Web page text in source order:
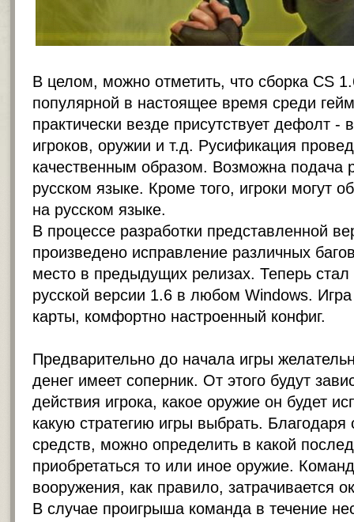
В целом, можно отметить, что сборка CS
популярной в настоящее время среди
практически везде присутствует дефолт -
игроков, оружии и т.д. Русификация
качественным образом. Возможна подача
русском языке. Кроме того, игроки могут
на русском языке.
В процессе разработки представленной
произведено исправление различных
место в предыдущих релизах. Теперь
русской версии 1.6 в любом Windows.
карты, комфортно настроенный конфиг.
Предварительно до начала игры
денег имеет соперник. От этого будут
действия игрока, какое оружие он будет
какую стратегию игры выбрать. Благодаря
средств, можно определить в какой
приобретаться то или иное оружие.
вооружения, как правило, затрачивается
В случае проигрыша команда в течение